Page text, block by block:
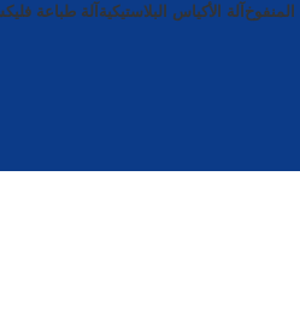
المنفوخآلة الأكياس البلاستيكيةآلة طباعة